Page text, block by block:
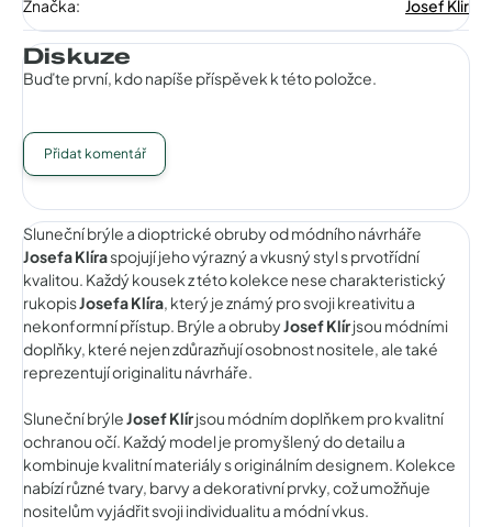
Značka: Josef Klir
Diskuze
Buďte první, kdo napíše příspěvek k této položce.
Přidat komentář
Sluneční brýle a dioptrické obruby od módního návrháře
Josefa Klíraspojují jeho výrazný a vkusný styl s prvotřídní
kvalitou. Každý kousek z této kolekce nese charakteristický
rukopisJosefa Klíra, který je známý pro svoji kreativitu a
nekonformní přístup. Brýle a obrubyJosef Klírjsou módními
doplňky, které nejen zdůrazňují osobnost nositele, ale také
reprezentují originalitu návrháře.
Sluneční brýleJosef Klírjsou módním doplňkem pro kvalitní
ochranou očí. Každý model je promyšlený do detailu a
kombinuje kvalitní materiály s originálním designem. Kolekce
nabízí různé tvary, barvy a dekorativní prvky, což umožňuje
nositelům vyjádřit svoji individualitu a módní vkus.